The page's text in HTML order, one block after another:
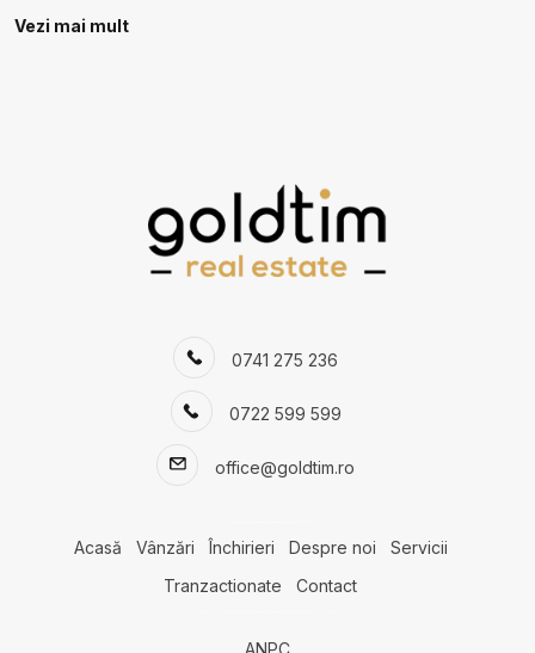
Case de inchiriat in Bucuresti Aviatorilor
Case de inchiriat in Bucuresti Iancului
Case de inchiriat in Bucuresti Straulesti
Case de inchiriat 4 camere
Apartamente de inchiriat
Apartamente de inchiriat in Bucuresti
Apartamente de inchiriat in Bucuresti Pipera
Apartamente de inchiriat in Bucuresti Primaverii
Apartamente de inchiriat in Bucuresti Herastrau
Vezi mai mult
0741 275 236
0722 599 599
office@goldtim.ro
Acasă Vânzări Închirieri Despre noi
Servicii
Tranzactionate
Contact